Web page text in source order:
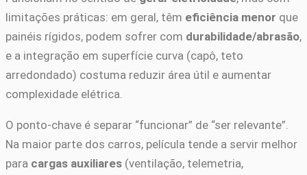
limitações práticas: em geral, têm eficiência menor que
painéis rígidos, podem sofrer com durabilidade/abrasão,
e a integração em superfície curva (capô, teto
arredondado) costuma reduzir área útil e aumentar
complexidade elétrica.
O ponto-chave é separar “funcionar” de “ser relevante”.
Na maior parte dos carros, película tende a servir melhor
para cargas auxiliares (ventilação, telemetria,